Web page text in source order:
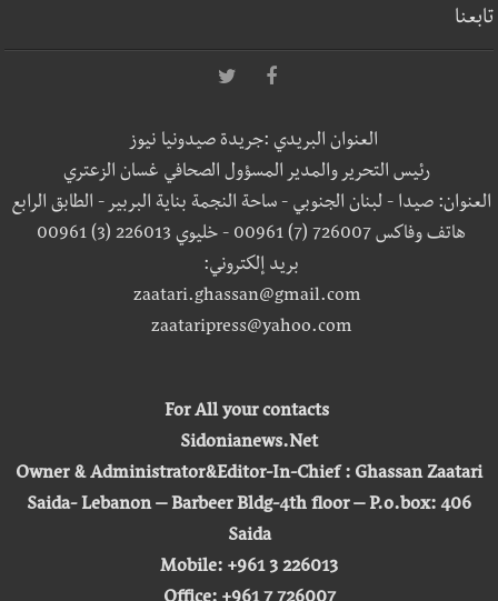
تابعنا
العنوان البريدي :جريدة صيدونيا نيوز
رئيس التحرير والمدير المسؤول الصحافي غسان الزعتري
العنوان: صيدا - لبنان الجنوبي - ساحة النجمة بناية البربير - الطابق الرابع
هاتف وفاكس 726007 (7) 00961 - خليوي 226013 (3) 00961
بريد إلكتروني:
zaatari.ghassan@gmail.com
zaataripress@yahoo.com
For All your contacts
Sidonianews.Net
Owner & Administrator&Editor-In-Chief : Ghassan Zaatari
Saida- Lebanon – Barbeer Bldg-4th floor – P.o.box: 406
Saida
Mobile: +961 3 226013